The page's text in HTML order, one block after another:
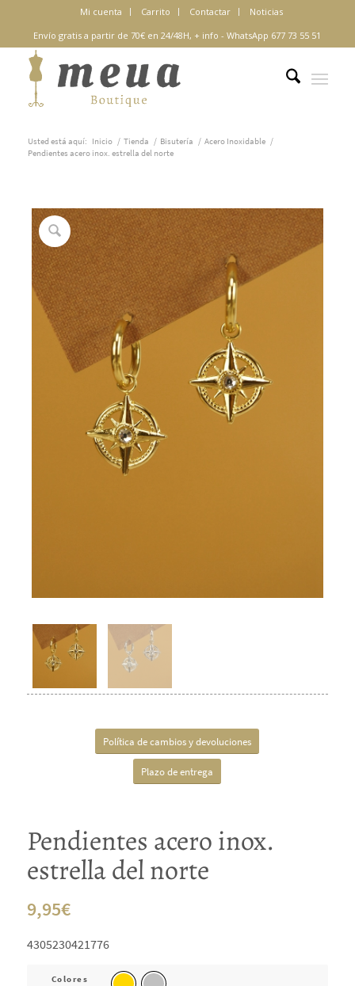
Mi cuenta Carrito Contactar
Noticias
Envío gratis a partir de 70€ en 24/48H, + info -WhatsApp 677 73 55 51
Usted está aquí: Inicio / Tienda / Bisutería / Acero Inoxidable /
Pendientes acero inox. estrella del norte
Política de cambios y devoluciones
Plazo de entrega
Pendientes acero inox.
estrella del norte
9,95€
4305230421776
Colores